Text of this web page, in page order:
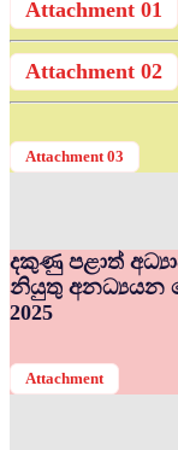
Attachment 01
Attachment 02
Attachment 03
දකුණු පළාත්
නියුතු අනධ්‍යයන
2025
Attachment